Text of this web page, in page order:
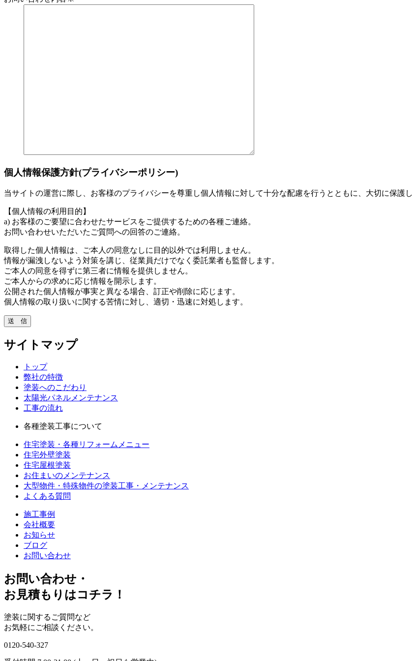
個人情報保護方針(プライバシーポリシー)
当サイトの運営に際し、お客様のプライバシーを尊重し個人情報に対して十分な配慮を行うとともに、大切に保護
【個人情報の利用目的】
a) お客様のご要望に合わせたサービスをご提供するための各種ご連絡。
お問い合わせいただいたご質問への回答のご連絡。
取得した個人情報は、ご本人の同意なしに目的以外では利用しません。
情報が漏洩しないよう対策を講じ、従業員だけでなく委託業者も監督します。
ご本人の同意を得ずに第三者に情報を提供しません。
ご本人からの求めに応じ情報を開示します。
公開された個人情報が事実と異なる場合、訂正や削除に応じます。
個人情報の取り扱いに関する苦情に対し、適切・迅速に対処します。
送 信
サイトマップ
トップ
弊社の特徴
塗装へのこだわり
太陽光パネルメンテナンス
工事の流れ
各種塗装工事について
住宅塗装・各種リフォームメニュー
住宅外壁塗装
住宅屋根塗装
お住まいのメンテナンス
大型物件・特殊物件の塗装工事・メンテナンス
よくある質問
施工事例
会社概要
お知らせ
ブログ
お問い合わせ
お問い合わせ ・
お⾒積もりはコチラ！
塗装に関するご質問など
お気軽にご相談ください。
0120-540-327